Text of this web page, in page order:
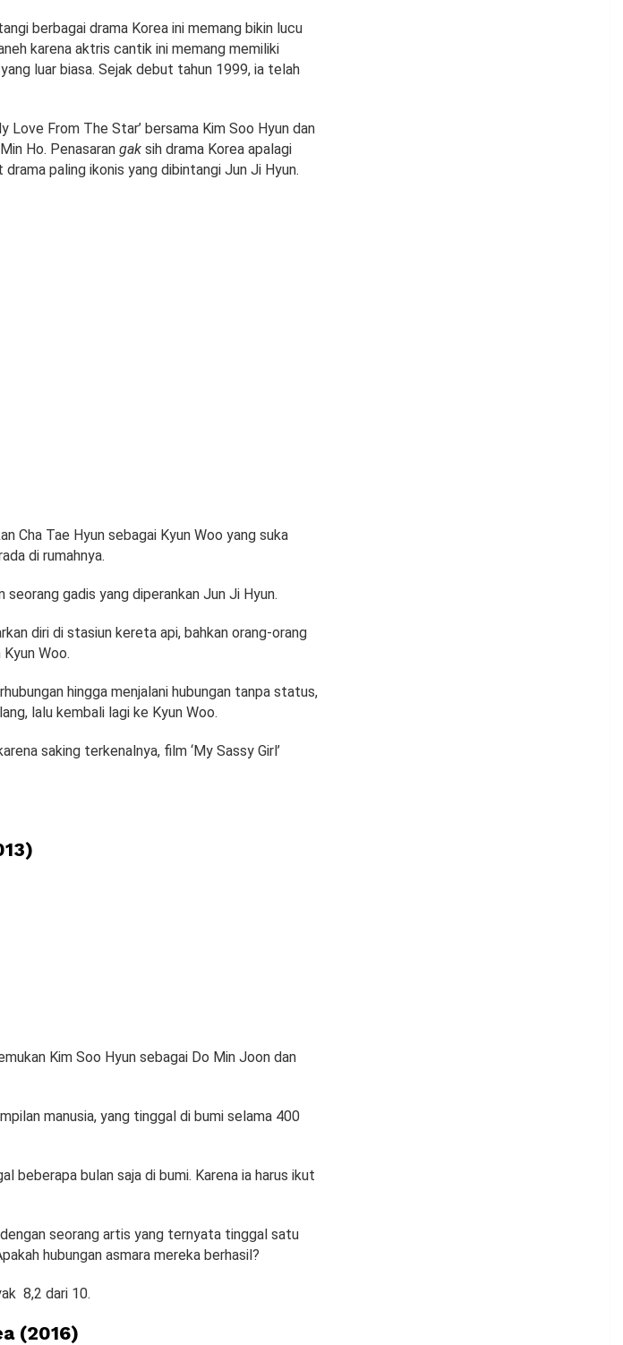
berbagai drama Korea ini memang bikin lucu
karena aktris cantik ini memang memiliki
luar biasa. Sejak debut tahun 1999, ia telah
Love From The Star’ bersama Kim Soo Hyun dan
Ho. Penasaran gak sih drama Korea apalagi
paling ikonis yang dibintangi Jun Ji Hyun.
Cha Tae Hyun sebagai Kyun Woo yang suka
di rumahnya.
gadis yang diperankan Jun Ji Hyun.
diri di stasiun kereta api, bahkan orang-orang
Woo.
hingga menjalani hubungan tanpa status,
lalu kembali lagi ke Kyun Woo.
saking terkenalnya, film ‘My Sassy Girl’
13)
Kim Soo Hyun sebagai Do Min Joon dan
manusia, yang tinggal di bumi selama 400
beberapa bulan saja di bumi. Karena ia harus ikut
seorang artis yang ternyata tinggal satu
hubungan asmara mereka berhasil?
8,2 dari 10.
(2016)